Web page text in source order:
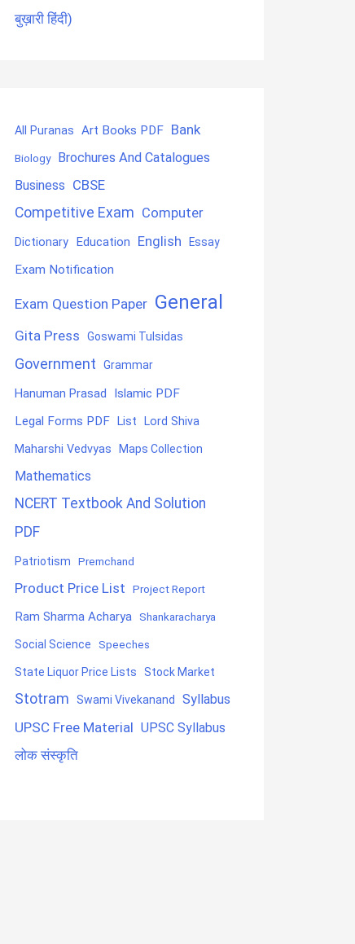
बुख़ारी हिंदी)
All Puranas Art Books PDF Bank
Biology
Brochures And Catalogues
Business CBSE
Competitive Exam Computer
Dictionary Education English Essay
Exam Notification
Exam Question Paper General
Gita Press Goswami Tulsidas
Government Grammar
Hanuman Prasad
Islamic PDF
Legal Forms PDF List Lord Shiva
Maharshi Vedvyas Maps Collection
Mathematics
NCERT Textbook And Solution
PDF
Patriotism Premchand
Product Price List Project Report
Ram Sharma Acharya Shankaracharya
Social Science Speeches
State Liquor Price Lists Stock Market
Stotram Swami Vivekanand Syllabus
UPSC Free Material UPSC Syllabus
लोक संस्कृति